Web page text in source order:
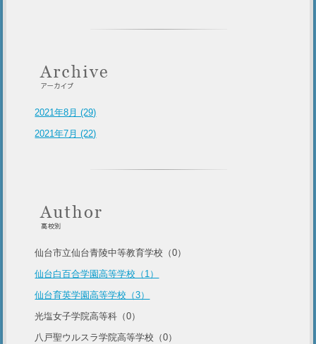
2021年8月 (29)
2021年7月 (22)
仙台市立仙台青陵中等教育学校（0）
仙台白百合学園高等学校（1）
仙台育英学園高等学校（3）
光塩女子学院高等科（0）
八戸聖ウルスラ学院高等学校（0）